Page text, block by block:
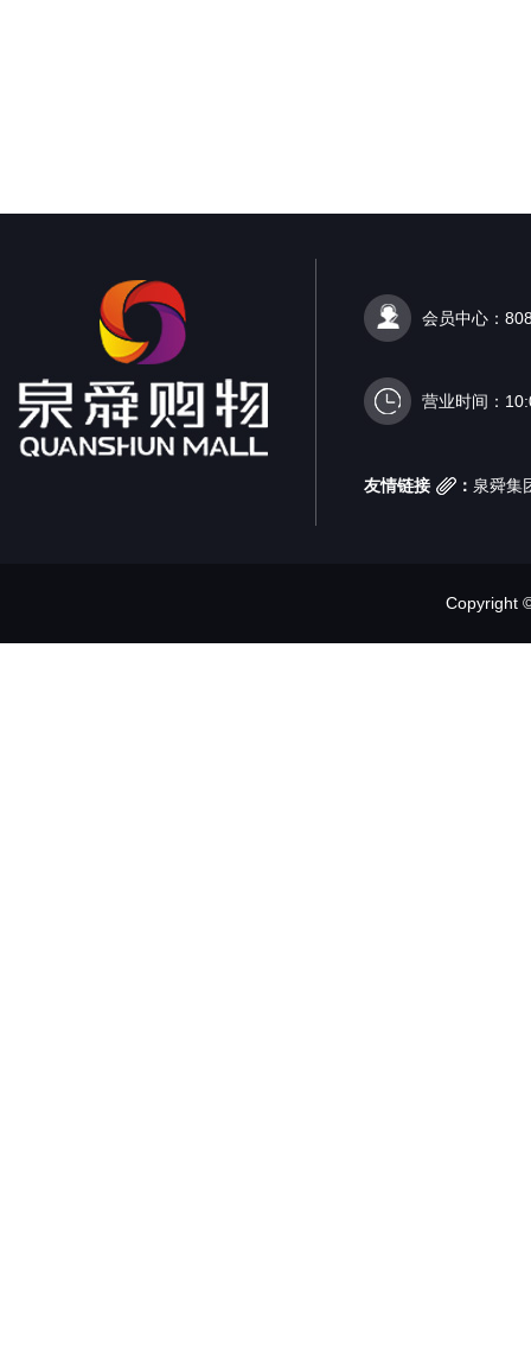
会员中心：
营业时间：
友情链接 ： 泉舜集
Copyright